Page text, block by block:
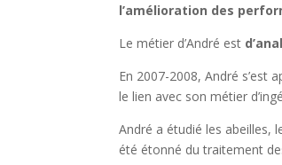
l’amélioration des
Le métier d’André est
En 2007-2008, André s’est
le lien avec son métier
André a étudié les abeilles,
été étonné du traitement